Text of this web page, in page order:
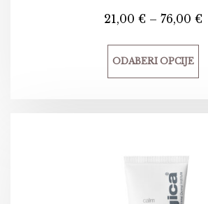
21,00€ – 76,00€
ODABERI OPCIJE